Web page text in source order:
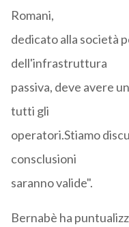
Romani,
dedicato alla società
dell'infrastruttura
passiva, deve avere
tutti gli
operatori.Stiamo
consclusioni
saranno valide".
Bernabè ha